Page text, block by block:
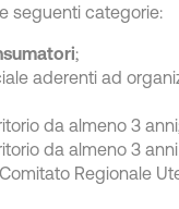
seguenti categorie:
;
aderenti ad
da almeno 3
da almeno 3
Regionale